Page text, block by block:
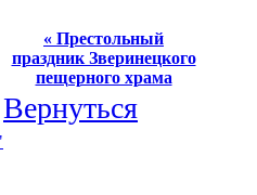
« Престольный
праздник Зверинецкого
пещерного храма
Вернуться